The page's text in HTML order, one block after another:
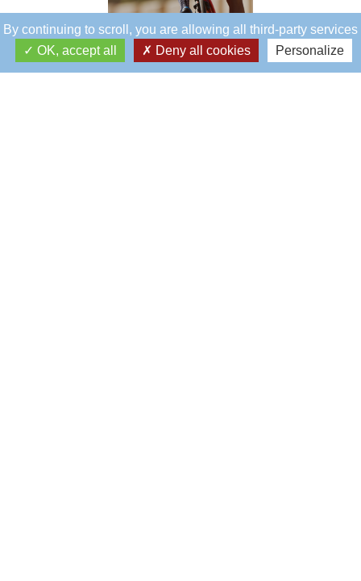
By continuing to scroll, you are allowing all third-party services
OK, accept all
Deny all cookies Personalize